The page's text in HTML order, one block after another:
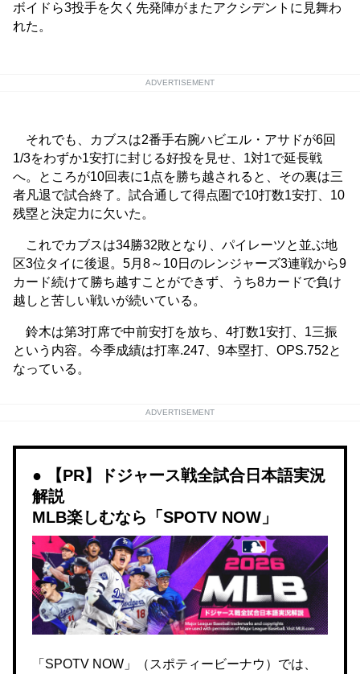
ボイドら3投手を欠く先発陣がまたアクシデントに見舞わ
れた。
ADVERTISEMENT
それでも、カブスは2番手右腕ハビエル・アサドが6回
1/3をわずか1安打に封じる好投を見せ、1対1で延長戦
へ。ところが10回表に1点を勝ち越されると、その裏は三
者凡退で試合終了。試合通して得点圏で10打数1安打、10
残塁と決定力に欠いた。
これでカブスは34勝32敗となり、パイレーツと並ぶ地
区3位タイに後退。5月8～10日のレンジャーズ3連戦から9
カード続けて勝ち越すことができず、うち8カードで負け
越しと苦しい戦いが続いている。
鈴木は第3打席で中前安打を放ち、4打数1安打、1三振
という内容。今季成績は打率.247、9本塁打、OPS.752と
なっている。
ADVERTISEMENT
【PR】ドジャース戦全試合日本語実況
解説
MLB楽しむなら「SPOTV NOW」
「SPOTV NOW」（スポティービーナウ）では、